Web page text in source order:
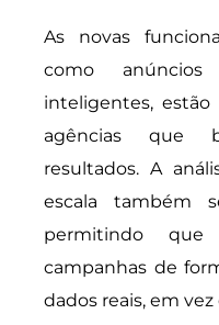
As novas
como
inteligentes,
agências que
resultados. A
escala também
permitindo que
campanhas de
dados reais, em